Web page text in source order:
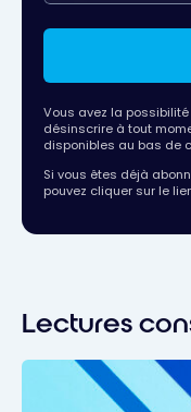
Vous avez la
désinscrire à tout
disponibles au bas de
Si vous êtes déjà
pouvez cliquer sur le
Lectures